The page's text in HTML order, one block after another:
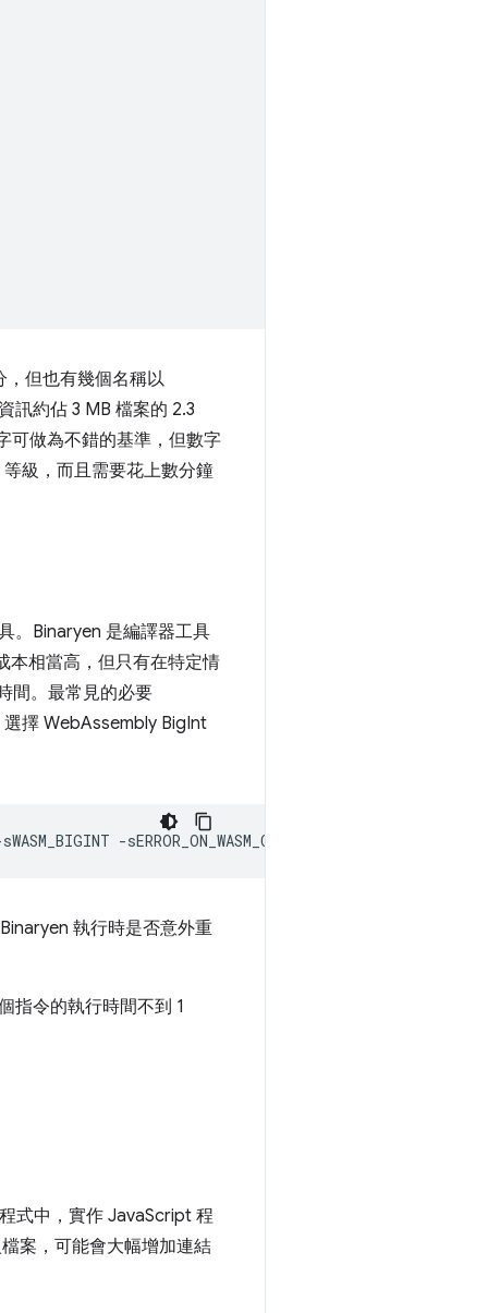
，但也有幾個名稱以
訊約佔 3 MB 檔案的 2.3
可做為不錯的基準，但數字
級，而且需要花上數分鐘
。Binaryen 是編譯器工具
本相當高，但只有在特定情
間。最常見的必要
選擇 WebAssembly BigInt
執行時是否意外重
指令的執行時間不到 1
式中，實作 JavaScript 程
案，可能會大幅增加連結